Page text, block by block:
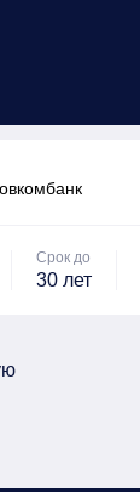
Срок до
30 лет